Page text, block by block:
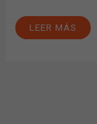
LEER MÁS